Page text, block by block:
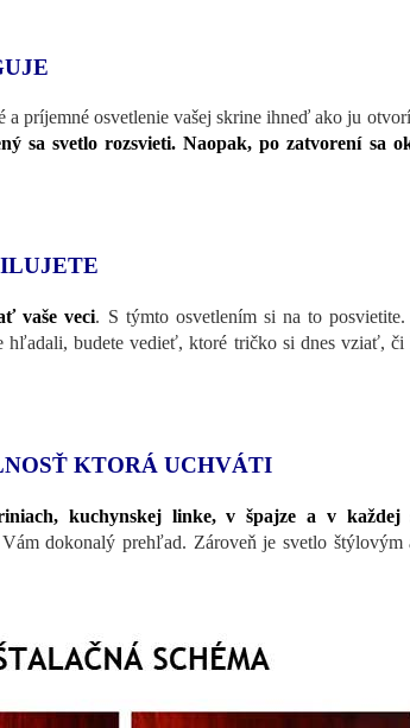
príjemné osvetlenie vašej skrine ihneď ako ju
sa svetlo rozsvieti. Naopak, po zatvorení sa
vaše veci. S týmto osvetlením si na to
hľadali, budete vedieť, ktoré tričko si dnes vziať, či
KTORÁ UCHVÁTI
kuchynskej linke, v špajze a v
dokonalý prehľad. Zároveň je svetlo